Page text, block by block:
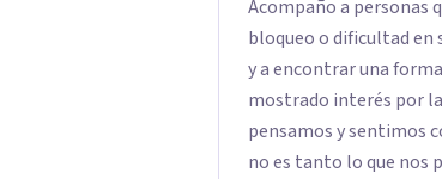
Acompaño a personas
bloqueo o dificultad en
y a encontrar una forma más
mostrado interés por
pensamos y sentimos
no es tanto lo que nos